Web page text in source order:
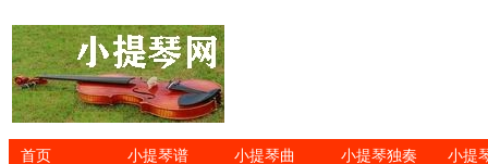
首页 小提琴谱 小提琴曲 小提琴独奏
小提